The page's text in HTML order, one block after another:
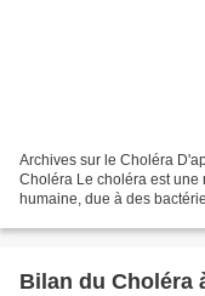
Archives sur le Choléra
Choléra Le choléra est
humaine, due à des
Bilan du Choléra